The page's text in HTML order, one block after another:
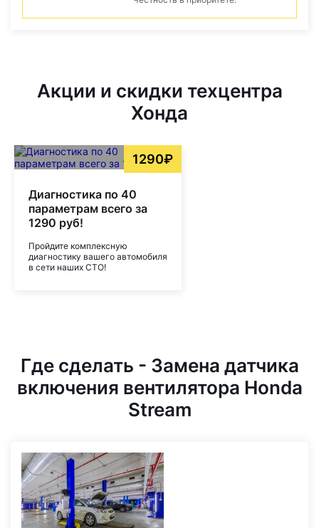
Акции и скидки техцентра
Хонда
1290₽
Диагностика по 40
параметрам всего за
1290 руб!
Пройдите комплексную
диагностику вашего автомобиля
в сети наших СТО!
Где сделать - Замена датчика
включения вентилятора Honda
Stream